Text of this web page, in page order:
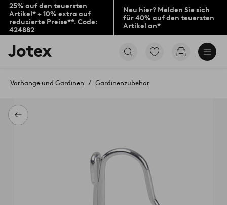
25% auf den teuersten
Artikel* + 10% extra auf
reduzierte Preise**. Code:
424882
Neu hier? Melden Sie sich
für 40% auf den teuersten
Artikel an*
Jotex-
Logo
Startseite
Zu
Zum
Zurück
Vorhänge und Gardinen Gardinenzubehör